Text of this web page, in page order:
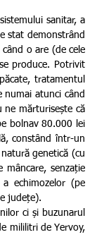
stat demonstrând
o are (de cele
produce. Potrivit
tratamentul
numai atunci când
ne mărturisește că
bolnav 80.000 lei
constând într-un
genetică (cu
senzație
echimozelor (pe
județe).
mililitri de Yervoy,